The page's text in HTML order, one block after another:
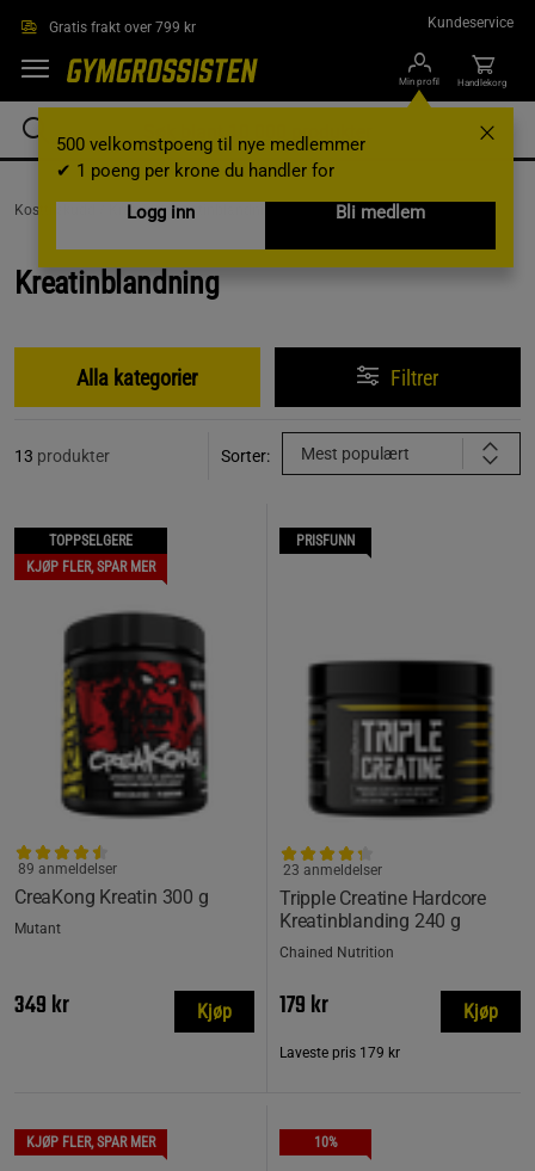
Gratis frakt over 799 kr Kundeservice
Min profil
500 velkomstpoeng til nye medlemmer
✔ 1 poeng per krone du handler for
Logg inn
Bli medlem
Handlekorg
Kosttilskudd / Kreatin / Kreatinblandning
Kreatinblandning
Alla kategorier Filtrer
13 produkter Sorter: Mest populært
TOPPSELGERE
KJØP FLER, SPAR MER
CreaKong Kreatin 300 g
89 anmeldelser
Mutant
349 kr Kjøp
PRISFUNN
Tripple Creatine Hardcore
Kreatinblanding 240 g
23 anmeldelser
Chained Nutrition
179 kr
Laveste pris 179 kr
Kjøp
KJØP FLER, SPAR MER 10%